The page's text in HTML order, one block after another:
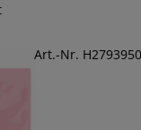
Art.-Nr.